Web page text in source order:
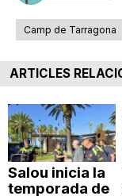
Camp de Tarragona
ARTICLES
Salou inicia la
temporada de